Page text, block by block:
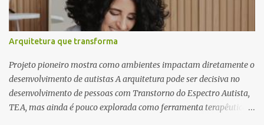
hipnoterapeuta Renê Skaraboto , o organismo ainda opera com
base em mecanismos primitivos. “O nosso cérebro foi moldado ao
longo de milhões de anos para viver na natureza, respeitando
ciclos como o dia e a noite e as estações do ano. Quando a
temperatura cai, ele entende que precisa economizar energia,
como se estivesse se preparando para um período de poucos
recursos”, explica. Esse mecanismo aj...
Arquitetura que transforma
Projeto pioneiro mostra como ambientes impactam diretamente o
desenvolvimento de autistas A arquitetura pode ser decisiva no
desenvolvimento de pessoas com Transtorno do Espectro Autista,
TEA, mas ainda é pouco explorada como ferramenta terapêutica